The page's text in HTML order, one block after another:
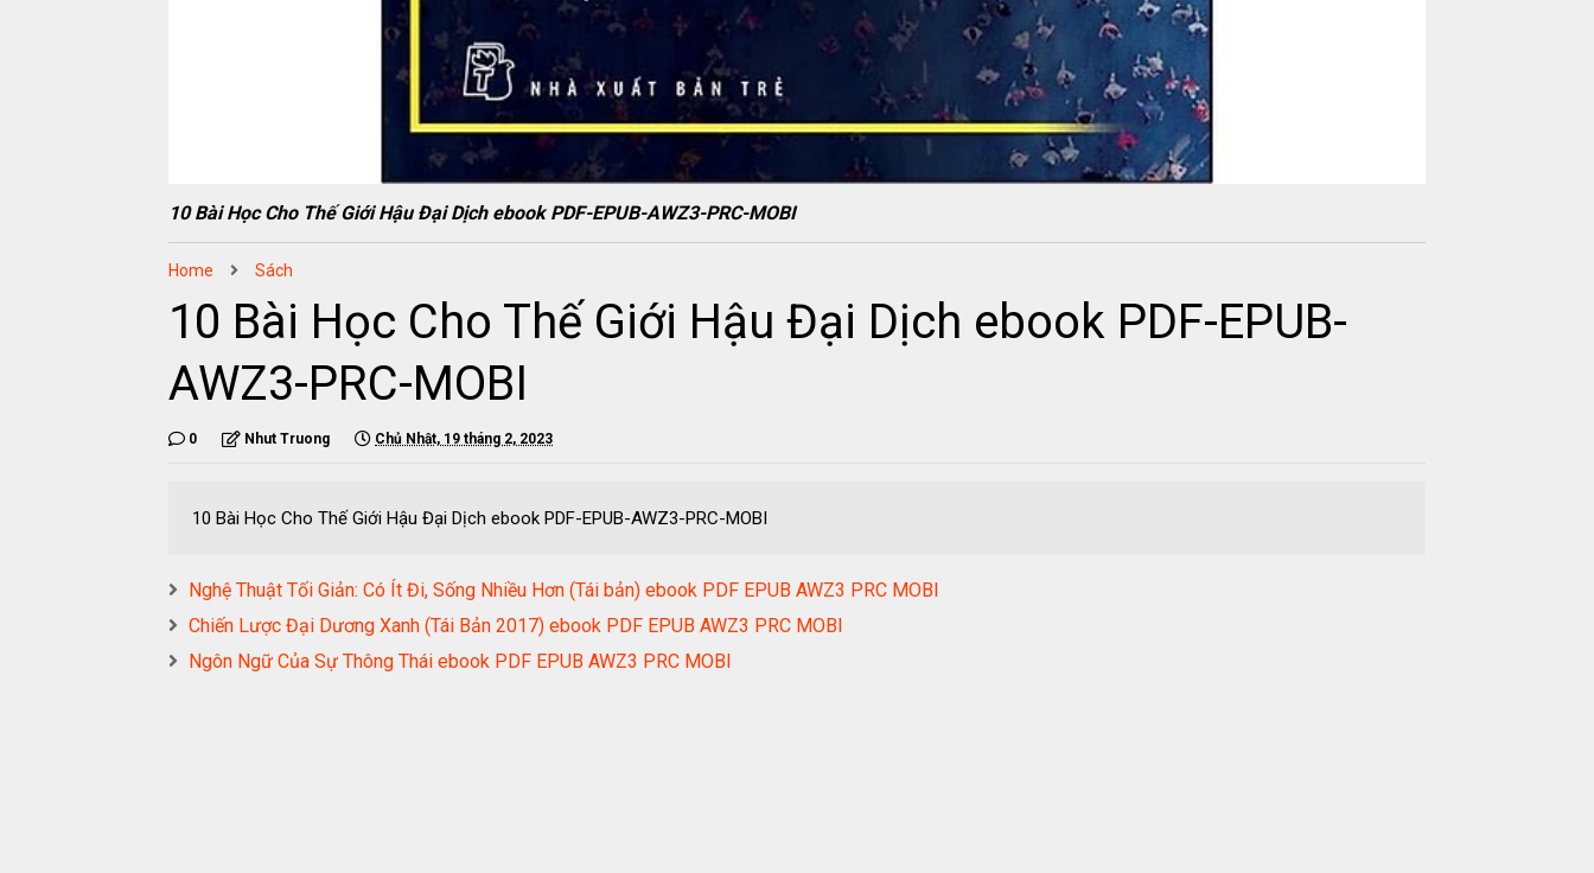
10 Bài Học Cho Thế Giới Hậu Đại Dịch ebook PDF-EPUB-AWZ3-PRC-MOBI
Home Sách
10 Bài Học Cho Thế Giới Hậu Đại Dịch ebook PDF-EPUB-
AWZ3-PRC-MOBI
0 Nhut Truong Chủ Nhật, 19 tháng 2, 2023
10 Bài Học Cho Thế Giới Hậu Đại Dịch ebook PDF-EPUB-AWZ3-PRC-MOBI
Nghệ Thuật Tối Giản: Có Ít Đi, Sống Nhiều Hơn (Tái bản) ebook PDF EPUB AWZ3 PRC MOBI
Chiến Lược Đại Dương Xanh (Tái Bản 2017) ebook PDF EPUB AWZ3 PRC MOBI
Ngôn Ngữ Của Sự Thông Thái ebook PDF EPUB AWZ3 PRC MOBI